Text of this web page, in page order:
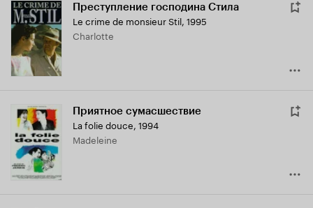
Преступление господина Стила
Le crime de monsieur Stil, 1995
Charlotte
Приятное сумасшествие
La folie douce, 1994
Madeleine